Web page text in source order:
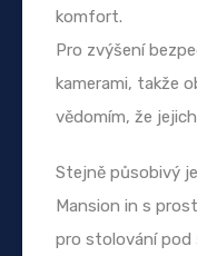
komfort.
Pro zvýšení
kamerami, takže
vědomím, že
Stejně působivý
Mansion in s
pro stolování pod